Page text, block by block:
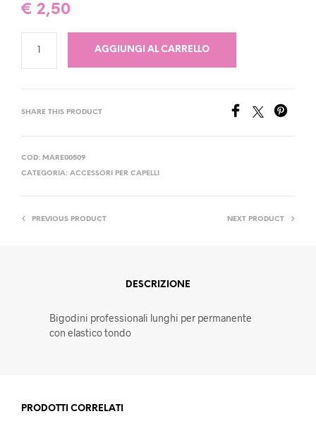
€ 2,50
AGGIUNGI AL CARRELLO
SHARE THIS PRODUCT
COD: MARE00509
CATEGORIA: ACCESSORI PER CAPELLI
PREVIOUS PRODUCT NEXT PRODUCT
DESCRIZIONE
Bigodini professionali lunghi per permanente
con elastico tondo
PRODOTTI CORRELATI